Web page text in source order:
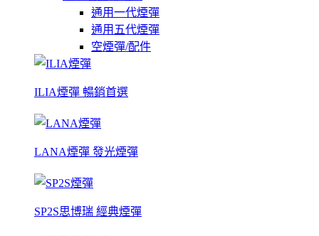
通用一代煙彈
通用五代煙彈
空煙彈/配件
ILIA煙彈 暢銷首選
LANA煙彈 發光煙彈
SP2S思博瑞 經典煙彈